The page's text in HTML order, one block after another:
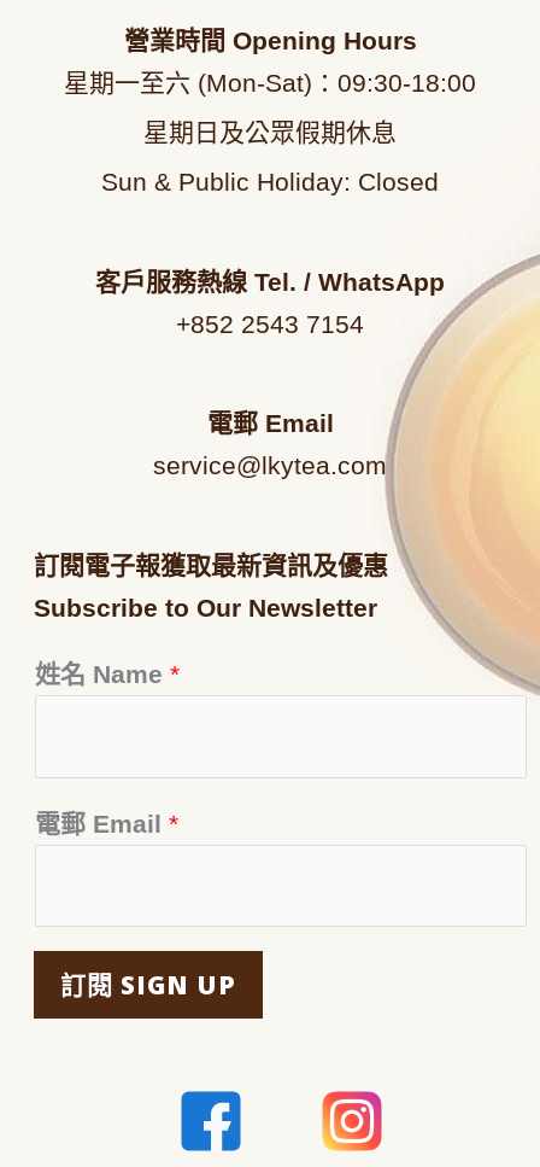
營業時間 Opening Hours
星期一至六 (Mon-Sat)：09:30-18:00
星期日及公眾假期休息
Sun & Public Holiday: Closed
客戶服務熱線 Tel. / WhatsApp
+852 2543 7154
電郵 Email
service@lkytea.com
訂閱電子報獲取最新資訊及優惠
Subscribe to Our Newsletter
姓名 Name *
電郵 Email *
訂閱 SIGN UP